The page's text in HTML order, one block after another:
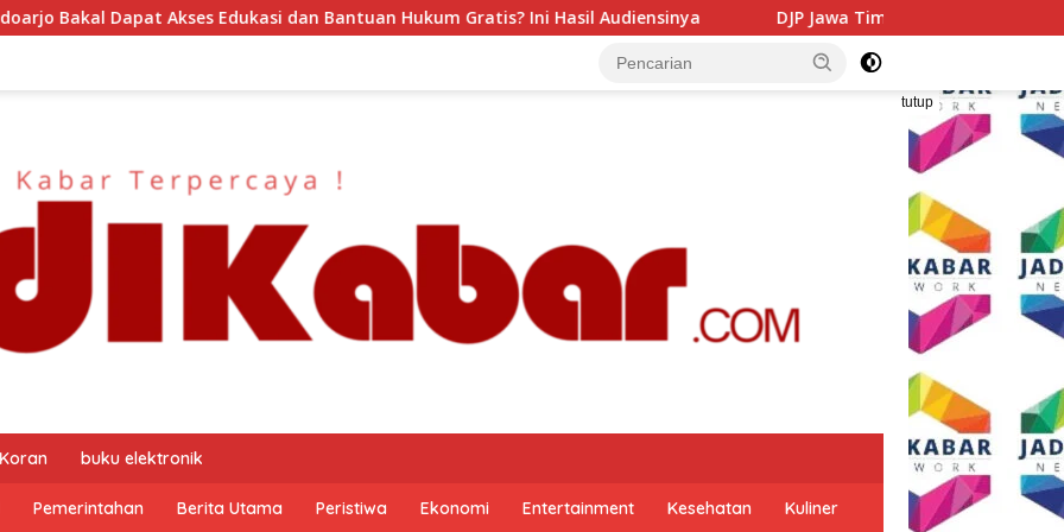
dan Bantuan Hukum Gratis? Ini Hasil Audiensinya DJP Jawa Timur Gandeng GP Ansor Tingkatkan Literasi Pajak dan
tutup
buku elektronik
Pemerintahan Berita Utama Peristiwa Ekonomi Entertainment Kesehatan Kuliner